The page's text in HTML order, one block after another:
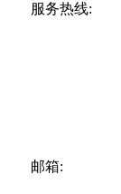
服务热线:
邮箱: